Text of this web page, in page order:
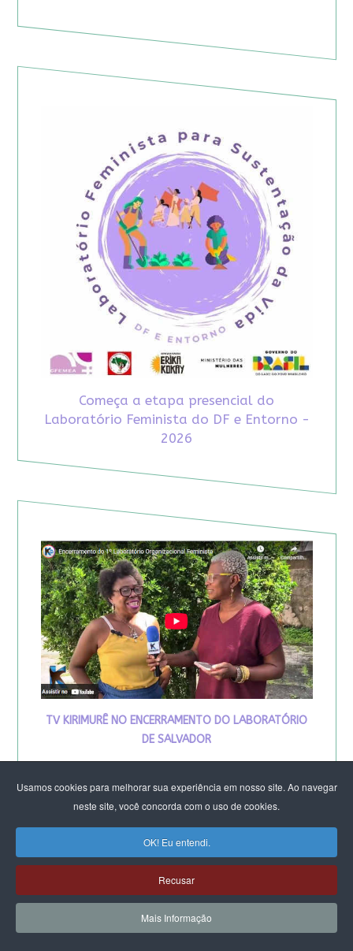
Usamos cookies para melhorar sua experiência em nosso site. Ao navegar
neste site, você concorda com o uso de cookies.
OK! Eu entendi.
Recusar
Mais Informação
Começa a etapa presencial do
Laboratório Feminista do DF e Entorno -
2026
TV KIRIMURÊ NO ENCERRAMENTO DO LABORATÓRIO
DE SALVADOR